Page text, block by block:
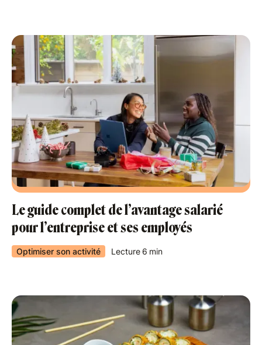
Le guide complet de l’avantage salarié
pour l’entreprise et ses employés
Optimiser son activité Lecture 6 min